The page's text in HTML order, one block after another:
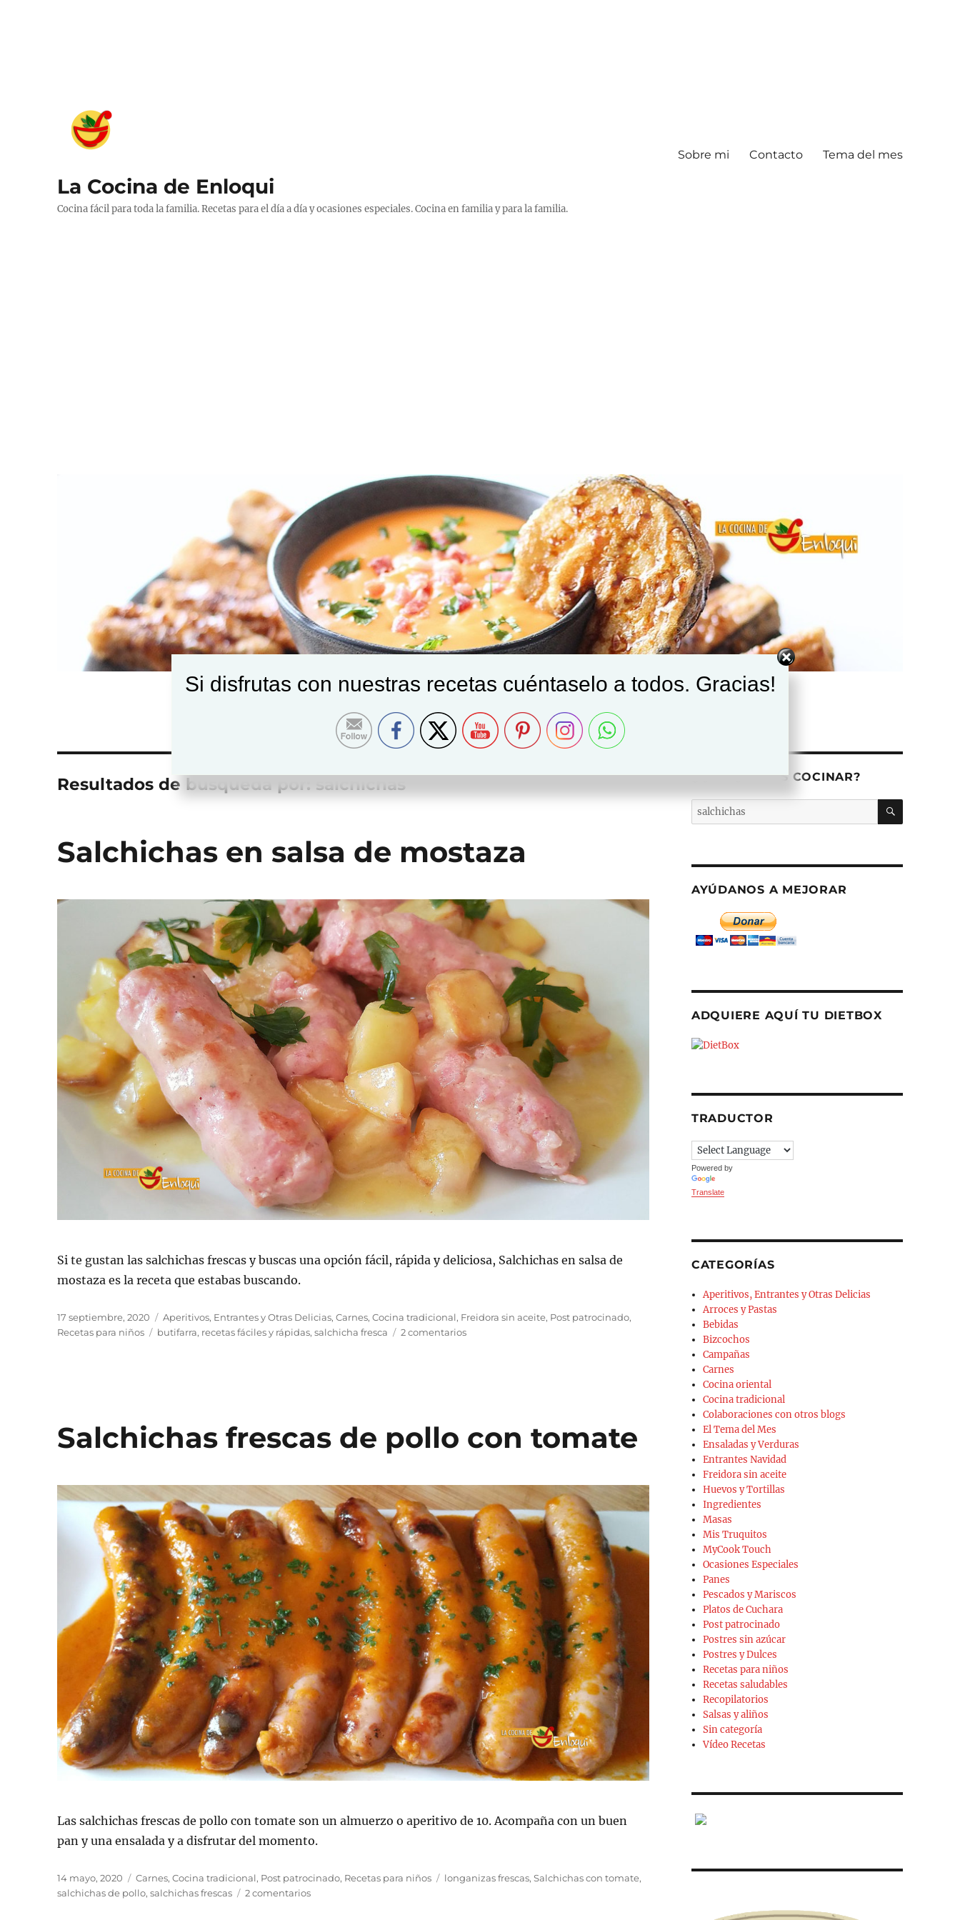
La Cocina de Enloqui
Cocina fácil para toda la familia. Recetas para el día a día y ocasiones especiales. Cocina en familia y para la familia.
Sobre mi Contacto Tema del mes
Resultados de búsqueda por: salchichas
Salchichas en salsa de mostaza
Si te gustan las salchichas frescas y buscas una opción fácil, rápida y deliciosa, Salchichas en salsa de
mostaza es la receta que estabas buscando.
Publicado
el
17 septiembre, 2020 Categorías
Aperitivos, Entrantes y Otras Delicias,Carnes,Cocina tradicional, Freidora sin aceite, Post patrocinado,
Recetas para niños
Etiquetas
butifarra, recetas fáciles y rápidas,salchicha fresca 2 comentariosen
Salchichas frescas de pollo con tomate
Las salchichas frescas de pollo con tomate son un almuerzo o aperitivo de 10. Acompaña con un buen
pan y una ensalada y a disfrutar del momento.
Publicado
el
14 mayo, 2020 Categorías
Carnes,Cocina tradicional, Post patrocinado, Recetas para niños Etiquetas
longanizas frescas,Salchichas con tomate,
salchichas de pollo,salchichas frescas 2 comentariosen
¿QUÉ QUIERES COCINAR?
Buscar
por:
BUSCAR
AYÚDANOS A MEJORAR
ADQUIERE AQUÍ TU DIETBOX
TRADUCTOR
Powered by
Translate
CATEGORÍAS
Aperitivos, Entrantes y Otras Delicias
Arroces y Pastas
Bebidas
Bizcochos
Campañas
Carnes
Cocina oriental
Cocina tradicional
Colaboraciones con otros blogs
El Tema del Mes
Ensaladas y Verduras
Entrantes Navidad
Freidora sin aceite
Huevos y Tortillas
Ingredientes
Masas
Mis Truquitos
MyCook Touch
Ocasiones Especiales
Panes
Pescados y Mariscos
Platos de Cuchara
Post patrocinado
Postres sin azúcar
Postres y Dulces
Recetas para niños
Recetas saludables
Recopilatorios
Salsas y aliños
Sin categoría
Vídeo Recetas
Si disfrutas con nuestras recetas cuéntaselo a todos. Gracias!